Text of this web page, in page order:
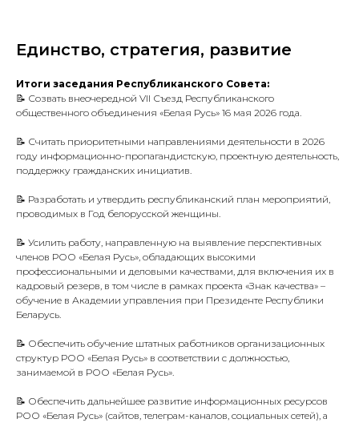
Единство, стратегия, развитие
Итоги заседания Республиканского Совета:
📝 Созвать внеочередной VII Съезд Республиканского
общественного объединения «Белая Русь» 16 мая 2026 года.
📝 Считать приоритетными направлениями деятельности в 2026
году информационно-пропагандистскую, проектную деятельность,
поддержку гражданских инициатив.
📝 Разработать и утвердить республиканский план мероприятий,
проводимых в Год белорусской женщины.
📝 Усилить работу, направленную на выявление перспективных
членов РОО «Белая Русь», обладающих высокими
профессиональными и деловыми качествами, для включения их в
кадровый резерв, в том числе в рамках проекта «Знак качества» –
обучение в Академии управления при Президенте Республики
Беларусь.
📝 Обеспечить обучение штатных работников организационных
структур РОО «Белая Русь» в соответствии с должностью,
занимаемой в РОО «Белая Русь».
📝 Обеспечить дальнейшее развитие информационных ресурсов
РОО «Белая Русь» (сайтов, телеграм-каналов, социальных сетей), а